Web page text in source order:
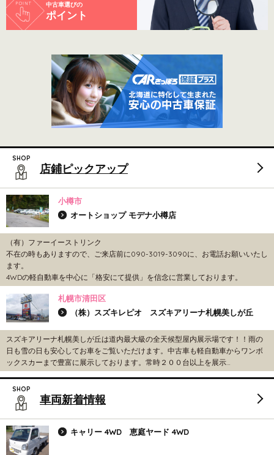
中古車選びの
ポイント
店鋪ピックアップ
小樽市
オートショップ モデナ小樽店
（有）ファーイーストリンク
不在の時もありますので、ご来店前に090-3019-3090に、お電話お願いいたし
ます。
4WDの軽自動車を中心に「格安にて提供」を信念に営業しております。
札幌市清田区
（株）スズキレピオ スズキアリーナ札幌美しが丘
スズキアリーナ札幌美しが丘は道内最大級の全天候型屋内展示場です！！雨の
日も雪の日も安心してお車をご覧いただけます。中古車も軽自動車からワンボ
ックスカーまで豊富に展示しております。常時２００台以上を展示…
車両新着情報
キャリー 4WD 恵庭ヤード 4WD